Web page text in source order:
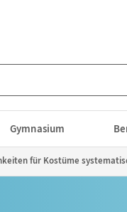
Gymnasium
für Kostüme